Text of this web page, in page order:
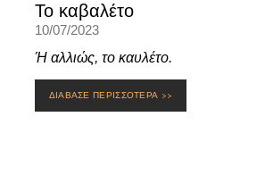
Το καβαλέτο
10/07/2023
Ή αλλιώς, το καυλέτο.
ΔΙΑΒΑΣΕ ΠΕΡΙΣΣΟΤΕΡΑ >>